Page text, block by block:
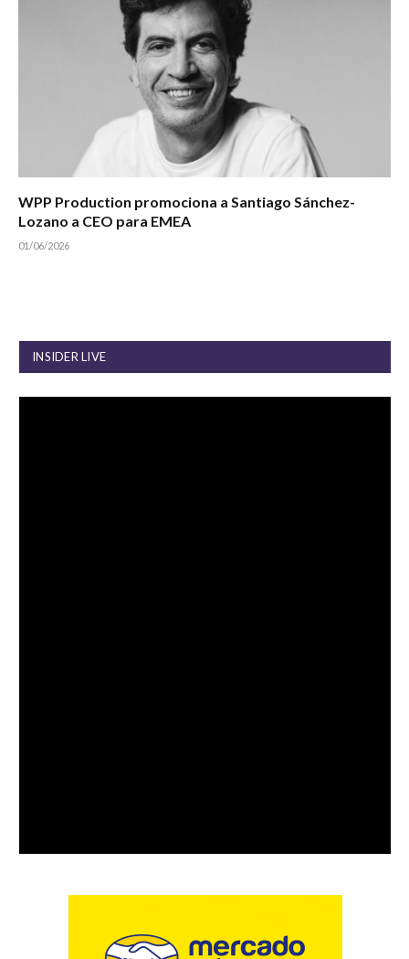
WPP Production promociona a Santiago Sánchez-
Lozano a CEO para EMEA
01/06/2026
INSIDER LIVE